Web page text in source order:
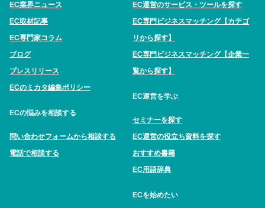
EC業界ニュース
EC取材記事
EC専門家コラム
ブログ
プレスリリース
ECのミカタ編集ポリシー
ECの悩みを相談する
問い合わせフォームから相談する
電話で相談する
EC運営のサービス・ツールを探す
EC専門ビジネスマッチング【カテゴ
リから探す】
EC専門ビジネスマッチング【企業一
覧から探す】
EC運営を学ぶ
セミナーを探す
EC運営の役立ち資料を探す
おすすめ書籍
EC用語辞典
ECを始めたい